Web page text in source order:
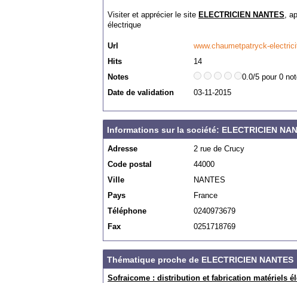
Visiter et apprécier le site ELECTRICIEN NANTES,
électrique
Url
www.chaumetpatryck-
Hits
14
Notes
0.0/5 pour 0
Date de validation
03-11-2015
Informations sur la société: ELECTRICIEN
Adresse
2 rue de Crucy
Code postal
44000
Ville
NANTES
Pays
France
Téléphone
0240973679
Fax
0251718769
Thématique proche de ELECTRICIEN NANTES
Sofraicome : distribution et fabrication matériels